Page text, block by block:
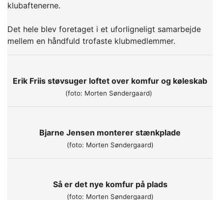
klubaftenerne.
Det hele blev foretaget i et uforligneligt samarbejde
mellem en håndfuld trofaste klubmedlemmer.
Erik Friis støvsuger loftet over komfur og køleskab
(foto: Morten Søndergaard)
Bjarne Jensen monterer stænkplade
(foto: Morten Søndergaard)
Så er det nye komfur på plads
(foto: Morten Søndergaard)